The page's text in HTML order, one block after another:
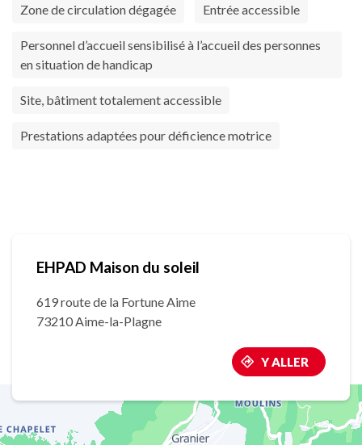
Zone de circulation dégagée Entrée accessible
Personnel d’accueil sensibilisé à l’accueil des personnes
en situation de handicap
Site, bâtiment totalement accessible
Prestations adaptées pour déficience motrice
EHPAD Maison du soleil
619 route de la Fortune Aime
73210 Aime-la-Plagne
Y ALLER